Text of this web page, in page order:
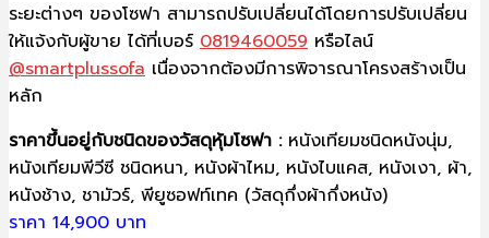
ระยะต่างๆ ของโซฟา สามารถปรับเปลี่ยนได้โดยการปรับเปลี่ยน
ให้แจ้งกับผู้ขาย ได้ที่เบอร์ 0819460059 หรือไลน์
@smartplussofa เนื่องจากต้องมีการพิจารณาโครงสร้างเป็น
หลัก
ราคาขึ้นอยู่กับชนิดของวัสดุหุ้มโซฟา : หนังเทียมชนิดหนังนุ่ม,
หนังเทียมพีวีซี ชนิดหนา, หนังผ้าไหม, หนังไบแคส, หนังเงา, ผ้า,
หนังช้าง, ชามัวร์, พียูซอฟท์เทค (วัสดุกึ่งผ้ากึ่งหนัง)
ราคา 14,900 บาท